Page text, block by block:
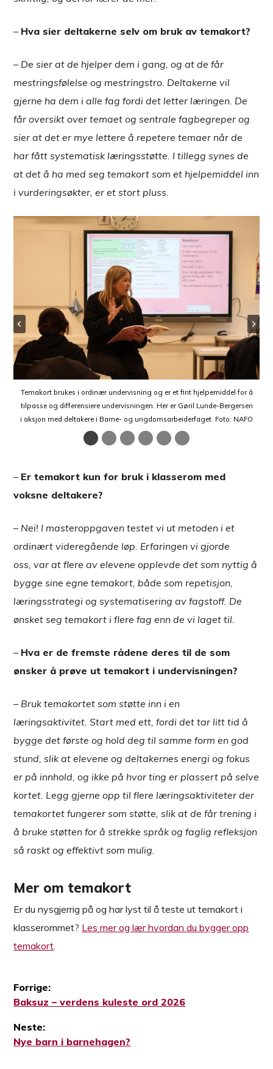
– Hva sier deltakerne selv om bruk av temakort?
– De sier at de hjelper dem i gang, og at de får
mestringsfølelse og mestringstro. Deltakerne vil
gjerne ha dem i alle fag fordi det letter læringen. De
får oversikt over temaet og sentrale fagbegreper og
sier at det er mye lettere å repetere temaer når de
har fått systematisk læringsstøtte. I tillegg synes de
at det å ha med seg temakortsom et hjelpemiddel inn
i vurderingsøkter, er et stort pluss.
Temakort brukes i ordinær undervisning og er et fint hjelpemiddel for å
tilpasse og differensiere undervisningen. Her er Gøril Lunde-Bergersen
i aksjon med deltakere i Barne- og ungdomsarbeiderfaget. Foto: NAFO
Deltakere kan ha glede av å oversette og diskutere innholdet på
temakortet på morsmål eller andre språk de behersker fra før. Foto:
NAFO
Deltakerne bruker setningsstartere til å skrive egne setninger og egne
tekster. Foto: NAFO
Hanne-Live Wilhelmsen veileder deltakerne ved bruk av temakort. Foto:
NAFO
Deltakerne arbeider sammen eller alene med temakortet. Det kan være
arbeid med vokabular, oversettelser, lesing, skriving av tekster o.l.
Foto: NAFO
Temakort kan inneholde tema, mål, modelltekst, vokabular og
setningsstartere. Kortet kan brukes på ulike måter i undervisningen. På
bildet har en deltaker skrevet ut setningsstarterne. Foto: NAFO
– Er temakort kun for bruk i klasserom med
voksne deltakere?
– Nei! I masteroppgaven testet vi ut metoden i et
ordinært videregående løp. Erfaringen vi gjorde
oss, var at flere av elevene opplevde det som nyttig å
bygge sine egne temakort, både som repetisjon,
læringsstrategi og systematisering av fagstoff. De
ønsket seg temakort i flere fag enn de vi laget til.
– Hva er de fremste rådene deres til de som
ønsker å prøve ut temakort i undervisningen?
– Bruk temakortet som støtte inn i en
læringsaktivitet. Start med ett, fordi det tar litt tid å
bygge det første og hold deg til samme form en god
stund, slik at elevene og deltakernes energi og fokus
er på innhold, og ikke på hvor ting er plassert på selve
kortet. Legg gjerne opp til flere læringsaktiviteter der
temakortet fungerer som støtte, slik at de får trening i
å bruke støtten for å strekke språk og faglig refleksjon
så raskt og effektivt som mulig.
Mer om temakort
Er du nysgjerrig på og har lyst til å teste ut temakort i
klasserommet? Les mer og lær hvordan du bygger opp
temakort.
Innleggsnavigasjon
Forrige:
Forrige
Baksuz – verdens kuleste ord 2026
Neste:
Neste
Nye barn i barnehagen?